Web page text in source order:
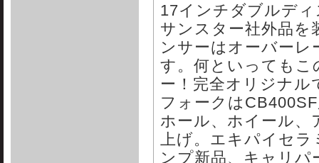
17インチダブルデ
サンスター社外品
ンサーはオーバー
す。何といっても
ー！完全オリジナル
フォークは
ホール、ホイール
上げ。エキパイセ
ンプ新品、キャリ